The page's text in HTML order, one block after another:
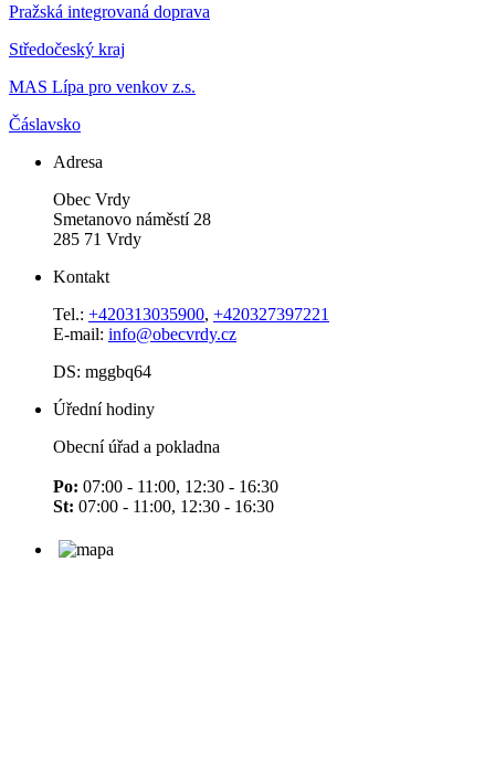
Pražská integrovaná doprava
Středočeský kraj
MAS Lípa pro venkov z.s.
Čáslavsko
Adresa
Obec Vrdy
Smetanovo náměstí 28
285 71 Vrdy
Kontakt
Tel.: +420313035900, +420327397221
E-mail: info@obecvrdy.cz
DS: mggbq64
Úřední hodiny
Obecní úřad a pokladna
Po: 07:00 - 11:00, 12:30 - 16:30
St: 07:00 - 11:00, 12:30 - 16:30